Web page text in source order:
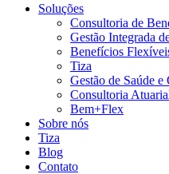
Soluções
Consultoria de
Gestão Integrada
Benefícios
Tiza
Gestão de Saúde
Consultoria
Bem+Flex
Sobre nós
Tiza
Blog
Contato